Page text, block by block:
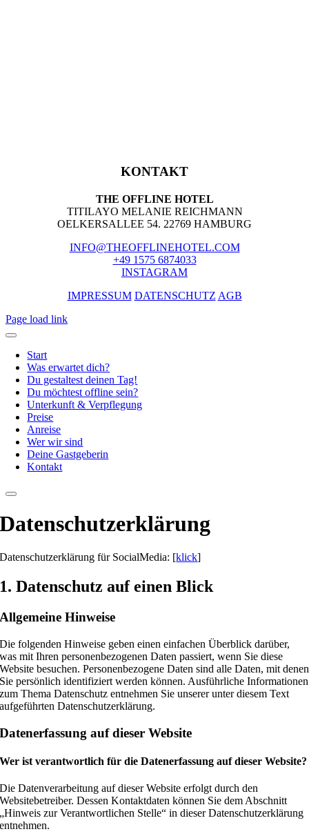
KONTAKT
THE OFFLINE HOTEL
TITILAYO MELANIE REICHMANN
OELKERSALLEE 54. 22769 HAMBURG
INFO@THEOFFLINEHOTEL.COM
+49 1575 6874033
INSTAGRAM
IMPRESSUM DATENSCHUTZ AGB
Page load link
Start
Was erwartet dich?
Du gestaltest deinen Tag!
Du möchtest offline sein?
Unterkunft & Verpflegung
Preise
Anreise
Wer wir sind
Deine Gastgeberin
Kontakt
Datenschutz­erklärung
Datenschutzerklärung für SocialMedia: [klick]
1. Datenschutz auf einen Blick
Allgemeine Hinweise
Die folgenden Hinweise geben einen einfachen Überblick darüber,
was mit Ihren personenbezogenen Daten passiert, wenn Sie diese
Website besuchen. Personenbezogene Daten sind alle Daten, mit denen
Sie persönlich identifiziert werden können. Ausführliche Informationen
zum Thema Datenschutz entnehmen Sie unserer unter diesem Text
aufgeführten Datenschutzerklärung.
Datenerfassung auf dieser Website
Wer ist verantwortlich für die Datenerfassung auf dieser Website?
Die Datenverarbeitung auf dieser Website erfolgt durch den
Websitebetreiber. Dessen Kontaktdaten können Sie dem Abschnitt
„Hinweis zur Verantwortlichen Stelle“ in dieser Datenschutzerklärung
entnehmen.